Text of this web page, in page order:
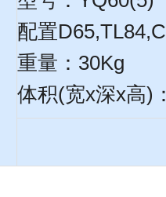
配置
重量： 30Kg
体积(宽x深x高)